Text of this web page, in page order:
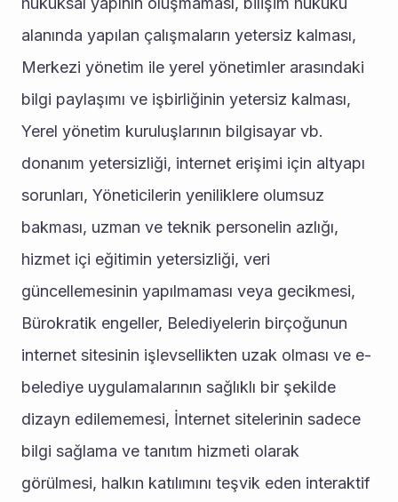
alanında yapılan çalışmaların yetersiz kalması,
Merkezi yönetim ile yerel yönetimler arasındaki
bilgi paylaşımı ve işbirliğinin yetersiz kalması,
Yerel yönetim kuruluşlarının bilgisayar vb.
donanım yetersizliği, internet erişimi için altyapı
sorunları, Yöneticilerin yeniliklere olumsuz
bakması, uzman ve teknik personelin azlığı,
hizmet içi eğitimin yetersizliği, veri
güncellemesinin yapılmaması veya gecikmesi,
Bürokratik engeller, Belediyelerin birçoğunun
internet sitesinin işlevsellikten uzak olması ve e-
belediye uygulamalarının sağlıklı bir şekilde
dizayn edilememesi, İnternet sitelerinin sadece
bilgi sağlama ve tanıtım hizmeti olarak
görülmesi, halkın katılımını teşvik eden interaktif